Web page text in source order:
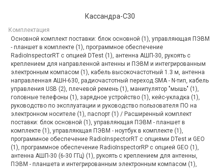
Кассандра-С30
Комплектация
Основной комплект поставки: блок основной (1), управляющая ПЭВМ
- планшет в комплекте (1), программное обеспечение
RadioInspectorRT с опцией DTest (1), антенна АШП-30, рукоять с
креплением для направленной антенны и ПЭВМ и интегрированным
электронным компасом (1), кабель высокочастотный 1.3 м, антенна
направленная АШН-630, радиочастотный переход SMA - N-тип, кабель
управления USB (2), плечевой ремень (1), манипулятор "мышь" (1),
головные телефоны (1), зарядное устройство (1), кейс-укладка (1),
руководство по эксплуатации и руководство пользователя ПО на
электронном носителе (1), паспорт (1) / Расширенный комплект
поставки: блок основной (1), управляющая ПЭВМ - планшет в
комплекте (1), управляющая ПЭВМ - ноутбук в комплекте (1),
программное обеспечение RadioInspectorRT с опциями DTest и GEO
(1), программное обеспечение RadioInspectorRP с опцией GEO (1),
антенна АШП-30 (6-30 ГГц) (1), рукоять с креплением для антенны,
ПЭВМ - планшета и интегрированным электронным компасом (1),